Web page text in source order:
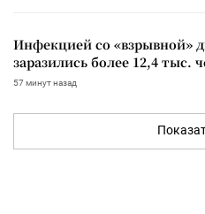
Инфекцией со «взрывной»
заразились более 12,4 тыс.
57 минут назад